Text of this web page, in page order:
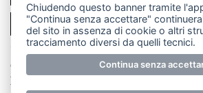
PER LA TUA
© Copyright Merateonline S.r.l. -
E' proibita la riproduzione e
Chiudendo questo banner tramite
"Continua senza accettare"
del sito in assenza di cookie o altri
tracciamento diversi da quelli tecnici.
Continua senza